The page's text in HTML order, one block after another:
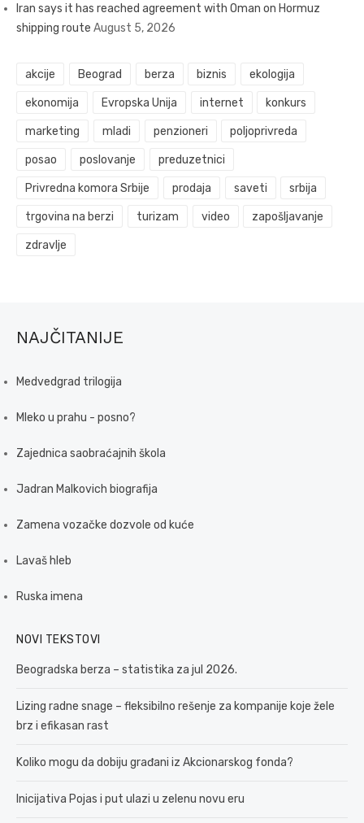
Iran says it has reached agreement with Oman on Hormuz
shipping route August 5, 2026
akcije Beograd berza biznis ekologija
ekonomija Evropska Unija internet konkurs
marketing mladi penzioneri poljoprivreda
posao poslovanje preduzetnici
Privredna komora Srbije prodaja saveti srbija
trgovina na berzi turizam video zapošljavanje
zdravlje
NAJČITANIJE
Medvedgrad trilogija
Mleko u prahu - posno?
Zajednica saobraćajnih škola
Jadran Malkovich biografija
Zamena vozačke dozvole od kuće
Lavaš hleb
Ruska imena
NOVI TEKSTOVI
Beogradska berza – statistika za jul 2026.
Lizing radne snage – fleksibilno rešenje za kompanije koje žele
brz i efikasan rast
Koliko mogu da dobiju građani iz Akcionarskog fonda?
Inicijativa Pojas i put ulazi u zelenu novu eru